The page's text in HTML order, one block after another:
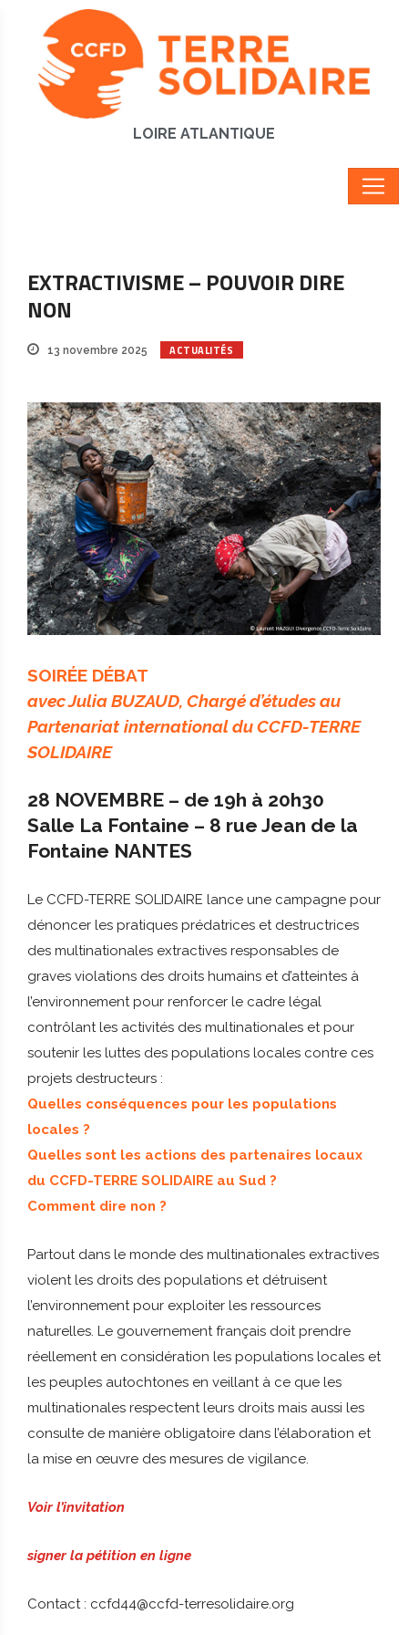
LOIRE ATLANTIQUE
EXTRACTIVISME – POUVOIR DIRE
NON
13 novembre 2025 ACTUALITÉS
SOIRÉE DÉBAT
avec Julia BUZAUD, Chargé d’études au
Partenariat international du CCFD-TERRE
SOLIDAIRE
28 NOVEMBRE – de 19h à 20h30
Salle La Fontaine – 8 rue Jean de la
Fontaine NANTES
Le CCFD-TERRE SOLIDAIRE lance une campagne pour
dénoncer les pratiques prédatrices et destructrices
des multinationales extractives responsables de
graves violations des droits humains et d’atteintes à
l’environnement pour renforcer le cadre légal
contrôlant les activités des multinationales et pour
soutenir les luttes des populations locales contre ces
projets destructeurs :
Quelles conséquences pour les populations
locales ?
Quelles sont les actions des partenaires locaux
du CCFD-TERRE SOLIDAIRE au Sud ?
Comment dire non ?
Partout dans le monde des multinationales extractives
violent les droits des populations et détruisent
l’environnement pour exploiter les ressources
naturelles. Le gouvernement français doit prendre
réellement en considération les populations locales et
les peuples autochtones en veillant à ce que les
multinationales respectent leurs droits mais aussi les
consulte de manière obligatoire dans l’élaboration et
la mise en œuvre des mesures de vigilance.
Voir l’invitation
signer la pétition en ligne
Contact : ccfd44@ccfd-terresolidaire.org